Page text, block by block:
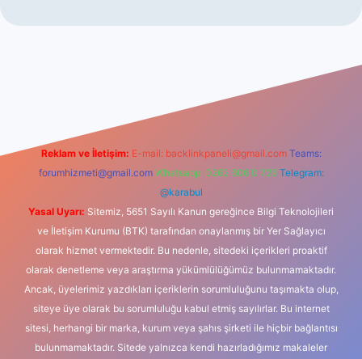
Reklam ve İletişim: E-mail: backlinkpaneli@gmail.com Teams:
forumhizmeti@gmail.com Whatsapp: 0262 606 0 726 Telegram:
@karabul
Yasal Uyarı: Sitemiz, 5651 Sayılı Kanun gereğince Bilgi Teknolojileri
ve İletişim Kurumu (BTK) tarafından onaylanmış bir Yer Sağlayıcı
olarak hizmet vermektedir. Bu nedenle, sitedeki içerikleri proaktif
olarak denetleme veya araştırma yükümlülüğümüz bulunmamaktadır.
Ancak, üyelerimiz yazdıkları içeriklerin sorumluluğunu taşımakta olup,
siteye üye olarak bu sorumluluğu kabul etmiş sayılırlar. Bu internet
sitesi, herhangi bir marka, kurum veya şahıs şirketi ile hiçbir bağlantısı
bulunmamaktadır. Sitede yalnızca kendi hazırladığımız makaleler